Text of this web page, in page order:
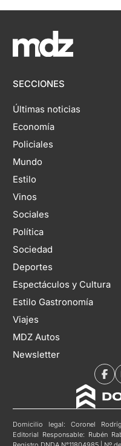
SECCIONES
Últimas noticias
Economía
Policiales
Mundo
Estilo
Vinos
Sociales
Política
Sociedad
Deportes
Espectáculos y Cultura
Estilo Gastronomía
Viajes
MDZ Autos
Newsletter
Domicilio legal: Coronel
Editorial Responsable: Rubén